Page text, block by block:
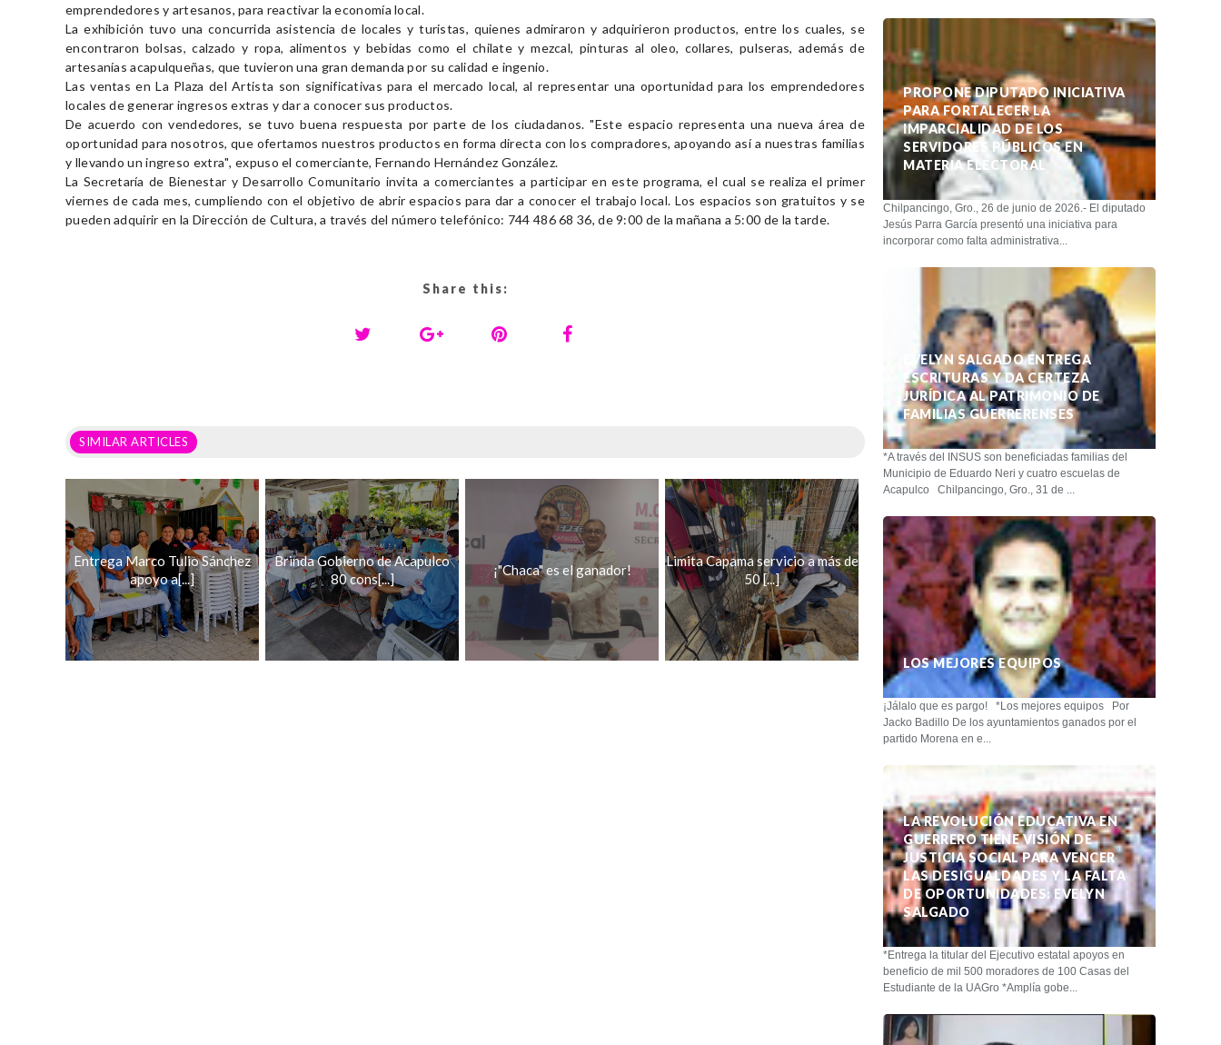
emprendedores y artesanos, para reactivar la economía local.
La exhibición tuvo una concurrida asistencia de locales y turistas, quienes admiraron y adquirieron productos, entre los cuales, se
encontraron bolsas, calzado y ropa, alimentos y bebidas como el chilate y mezcal, pinturas al oleo, collares, pulseras, además de
artesanías acapulqueñas, que tuvieron una gran demanda por su calidad e ingenio.
Las ventas en La Plaza del Artista son significativas para el mercado local, al representar una oportunidad para los emprendedores
locales de generar ingresos extras y dar a conocer sus productos.
De acuerdo con vendedores, se tuvo buena respuesta por parte de los ciudadanos. "Este espacio representa una nueva área de
oportunidad para nosotros, que ofertamos nuestros productos en forma directa con los compradores, apoyando así a nuestras familias
y llevando un ingreso extra", expuso el comerciante, Fernando Hernández González.
La Secretaría de Bienestar y Desarrollo Comunitario invita a comerciantes a participar en este programa, el cual se realiza el primer
viernes de cada mes, cumpliendo con el objetivo de abrir espacios para dar a conocer el trabajo local. Los espacios son gratuitos y se
pueden adquirir en la Dirección de Cultura, a través del número telefónico: 744 486 68 36, de 9:00 de la mañana a 5:00 de la tarde.
Share this:
SIMILAR ARTICLES
Entrega Marco Tulio Sánchez
apoyo a[...]
Brinda Gobierno de Acapulco
80 cons[...]
¡"Chaca" es el ganador!
Limita Capama servicio a más de
50 [...]
PROPONE DIPUTADO INICIATIVA
PARA FORTALECER LA
IMPARCIALIDAD DE LOS
SERVIDORES PÚBLICOS EN
MATERIA ELECTORAL
Chilpancingo, Gro., 26 de junio de 2026.- El diputado
Jesús Parra García presentó una iniciativa para
incorporar como falta administrativa...
EVELYN SALGADO ENTREGA
ESCRITURAS Y DA CERTEZA
JURÍDICA AL PATRIMONIO DE
FAMILIAS GUERRERENSES
*A través del INSUS son beneficiadas familias del
Municipio de Eduardo Neri y cuatro escuelas de
Acapulco Chilpancingo, Gro., 31 de ...
LOS MEJORES EQUIPOS
¡Jálalo que es pargo! *Los mejores equipos Por
Jacko Badillo De los ayuntamientos ganados por el
partido Morena en e...
LA REVOLUCIÓN EDUCATIVA EN
GUERRERO TIENE VISIÓN DE
JUSTICIA SOCIAL PARA VENCER
LAS DESIGUALDADES Y LA FALTA
DE OPORTUNIDADES: EVELYN
SALGADO
*Entrega la titular del Ejecutivo estatal apoyos en
beneficio de mil 500 moradores de 100 Casas del
Estudiante de la UAGro *Amplía gobe...